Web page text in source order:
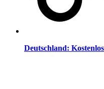
Deutschland: